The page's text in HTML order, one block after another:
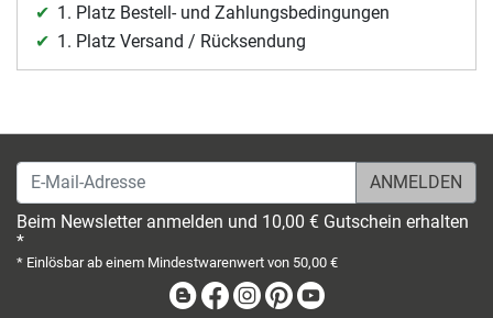
1. Platz Bestell- und Zahlungsbedingungen
1. Platz Versand / Rücksendung
E-Mail-Adresse
Beim Newsletter anmelden und 10,00 € Gutschein erhalten
*
* Einlösbar ab einem Mindestwarenwert von 50,00 €
BlogFacebook
Instagram
Pinterest